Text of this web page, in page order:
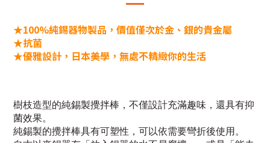
★100%純錫器物製品，價值僅次於金、銀的貴金屬
★抗菌
★優雅設計，日本美學，無處不精緻你的生活
樹枝造型的純錫製攪拌棒，不僅設計充滿趣味，還具有抑
菌效果。
純錫製的攪拌棒具有可塑性，可以依需要彎折後使用。